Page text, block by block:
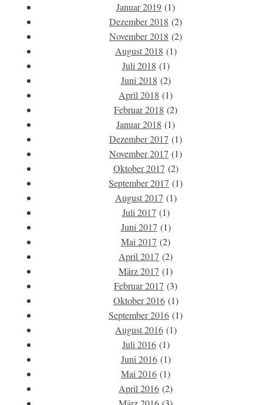
Januar 2019 (1)
Dezember 2018 (2)
November 2018 (2)
August 2018 (1)
Juli 2018 (1)
Juni 2018 (2)
April 2018 (1)
Februar 2018 (2)
Januar 2018 (1)
Dezember 2017 (1)
November 2017 (1)
Oktober 2017 (2)
September 2017 (1)
August 2017 (1)
Juli 2017 (1)
Juni 2017 (1)
Mai 2017 (2)
April 2017 (2)
März 2017 (1)
Februar 2017 (3)
Oktober 2016(1)
September 2016 (1)
August 2016(1)
Juli 2016(1)
Juni 2016(1)
Mai 2016 (1)
April 2016 (2)